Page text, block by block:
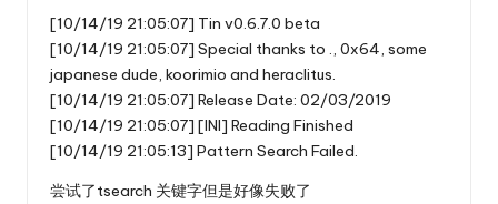
[10/14/19 21:05:07] Tin v0.6.7.0 beta
[10/14/19 21:05:07] Special thanks to ., 0x64, some
japanese dude, koorimio and heraclitus.
[10/14/19 21:05:07] Release Date: 02/03/2019
[10/14/19 21:05:07] [INI] Reading Finished
[10/14/19 21:05:13] Pattern Search Failed.
尝试了tsearch 关键字但是好像失败了